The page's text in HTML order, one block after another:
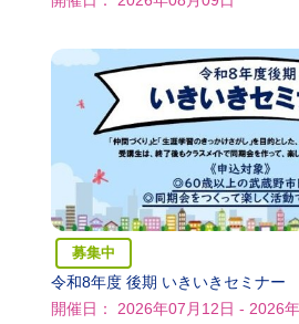
募集中
令和8年度 後期 いきいきセミナー
開催日： 2026年07月12日 - 2026